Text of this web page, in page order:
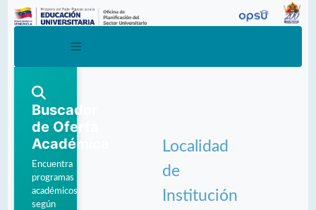
Buscador
de Oferta
Académica
Encuentra
programas
académicos
según
Localidad
de
Institución